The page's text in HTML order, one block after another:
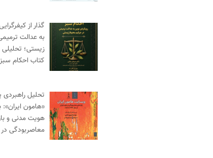
گذار از
به عدالت
زیستی؛ تحلیلی
کتاب احکام سبز
تحلیل راهبردی
«هامون ایران»:
هویت مدنی و
معاصربودگی